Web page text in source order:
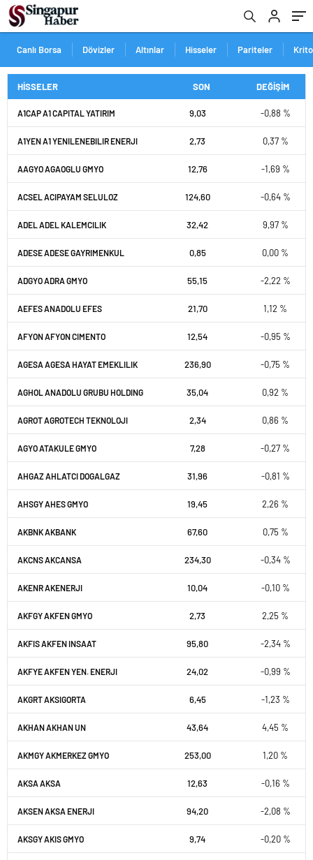
Canlı Borsa Dövizler Altınlar Hisseler Pariteler
HİSSELER SON DEĞİŞİM
A1CAP A1 CAPITAL YATIRIM 9,03 -0,88 %
A1YEN A1 YENILENEBILIR ENERJI 2,73 0,37 %
AAGYO AGAOGLU GMYO 12,76 -1,69 %
ACSEL ACIPAYAM SELULOZ 124,60 -0,64 %
ADEL ADEL KALEMCILIK 32,42 9,97 %
ADESE ADESE GAYRIMENKUL 0,85 0,00 %
ADGYO ADRA GMYO 55,15 -2,22 %
AEFES ANADOLU EFES 21,70 1,12 %
AFYON AFYON CIMENTO 12,54 -0,95 %
AGESA AGESA HAYAT EMEKLILIK 236,90 -0,75 %
AGHOL ANADOLU GRUBU HOLDING 35,04 0,92 %
AGROT AGROTECH TEKNOLOJI 2,34 0,86 %
AGYO ATAKULE GMYO 7,28 -0,27 %
AHGAZ AHLATCI DOGALGAZ 31,96 -0,81 %
AHSGY AHES GMYO 19,45 2,26 %
AKBNK AKBANK 67,60 0,75 %
AKCNS AKCANSA 234,30 -0,34 %
AKENR AKENERJI 10,04 -0,10 %
AKFGY AKFEN GMYO 2,73 2,25 %
AKFIS AKFEN INSAAT 95,80 -2,34 %
AKFYE AKFEN YEN. ENERJI 24,02 -0,99 %
AKGRT AKSIGORTA 6,45 -1,23 %
AKHAN AKHAN UN 43,64 4,45 %
AKMGY AKMERKEZ GMYO 253,00 1,20 %
AKSA AKSA 12,63 -0,16 %
AKSEN AKSA ENERJI 94,20 -2,08 %
AKSGY AKIS GMYO 9,74 -0,20 %